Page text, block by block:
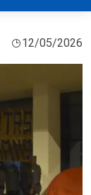
12/05/2026